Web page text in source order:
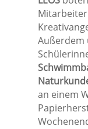
Außerdem
an einem